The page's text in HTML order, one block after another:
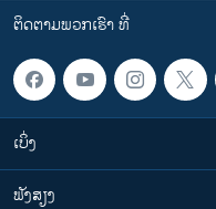
ຕິດຕາມພວກເຮົາ ທີ່
ເບິ່ງ
ຟັງສຽງ